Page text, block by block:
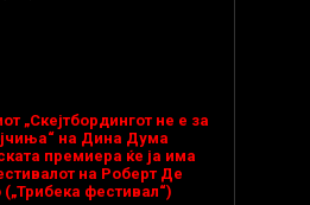
„Скејтбордингот не е за
на Дина Дума
премиера ќе ја има
на Роберт Де
фестивал“)